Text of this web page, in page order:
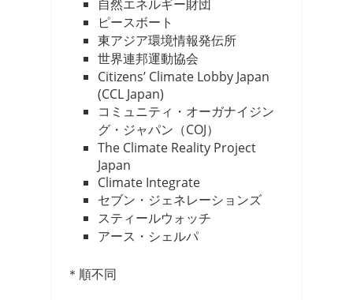
自然エネルギー財団
ピースボート
東アジア環境情報発伝所
世界連邦運動協会
Citizens’ Climate Lobby Japan
(CCL Japan)
コミュニティ・オーガナイジン
グ・ジャパン（COJ）
The Climate Reality Project
Japan
Climate Integrate
セブン・ジェネレーションズ
スティールウォッチ
アース・シェルパ
＊順不同